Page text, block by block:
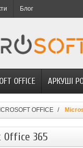
Блог
OFFICE АРКУШІ
OFFICE
365